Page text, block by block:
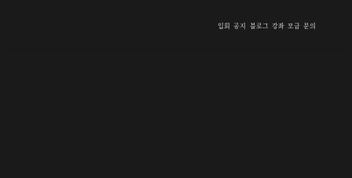
입회 공지 블로그 강좌 모금 문의